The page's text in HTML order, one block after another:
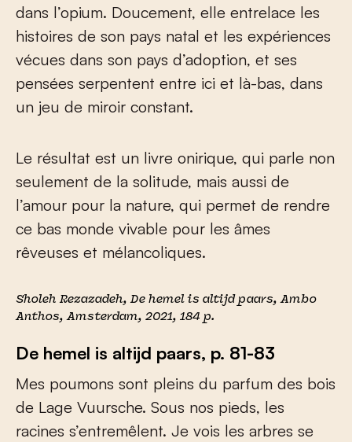
dans l’opium. Doucement, elle entrelace les
histoires de son pays natal et les expériences
vécues dans son pays d’adoption, et ses
pensées serpentent entre ici et là-bas, dans
un jeu de miroir constant.
Le résultat est un livre onirique, qui parle non
seulement de la solitude, mais aussi de
l’amour pour la nature, qui permet de rendre
ce bas monde vivable pour les âmes
rêveuses et mélancoliques.
Sholeh Rezazadeh,De hemel is altijd paars, Ambo
Anthos, Amsterdam, 2021, 184 p.
De hemel is altijd paars, p. 81-83
Mes poumons sont pleins du parfum des bois
de Lage Vuursche. Sous nos pieds, les
racines s’entremêlent. Je vois les arbres se